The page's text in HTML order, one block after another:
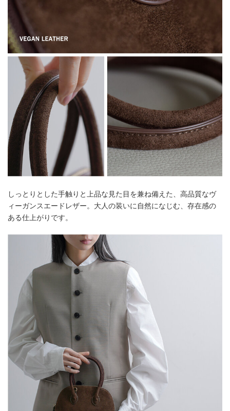
しっとりとした手触りと上品な見た目を兼ね備えた、高品質なヴ
ィーガンスエードレザー。大人の装いに自然になじむ、存在感の
ある仕上がりです。